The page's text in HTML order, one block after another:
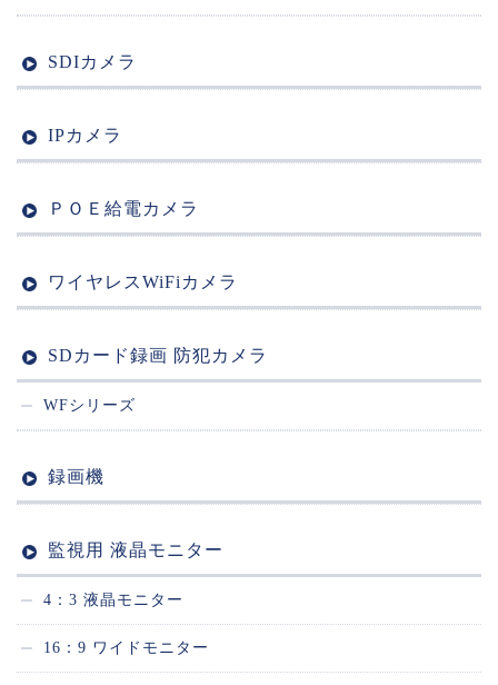
SDIカメラ
IPカメラ
ＰＯＥ給電カメラ
ワイヤレスWiFiカメラ
SDカード録画 防犯カメラ
WFシリーズ
録画機
監視用 液晶モニター
4：3 液晶モニター
16：9 ワイドモニター